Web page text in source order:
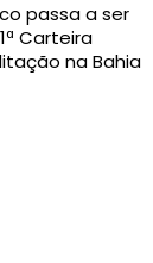
passa a ser
Carteira
na Bahia